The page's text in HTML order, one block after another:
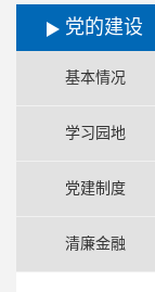
党的建设
基本情况
学习园地
党建制度
清廉金融